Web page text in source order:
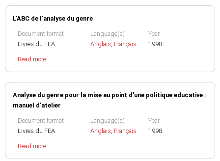
L'ABC de l'analyse du genre
Document format
Livres du FEA
Language(s)
Anglais, Français
Year
1998
Read more
Analyse du genre pour la mise au point d'une politique educative :
manuel d'atelier
Document format
Livres du FEA
Language(s)
Anglais, Français
Year
1998
Read more